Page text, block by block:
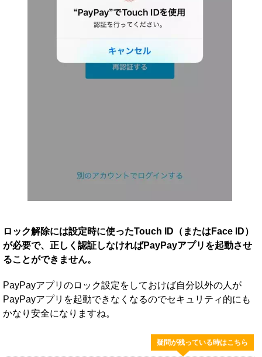
ロック解除には設定時に使ったTouch ID（またはFace ID）
が必要で、正しく認証しなければPayPayアプリを起動させ
ることができません。
PayPayアプリのロック設定をしておけば自分以外の人が
PayPayアプリを起動できなくなるのでセキュリティ的にも
かなり安全になりますね。
疑問が残っている時はこちら